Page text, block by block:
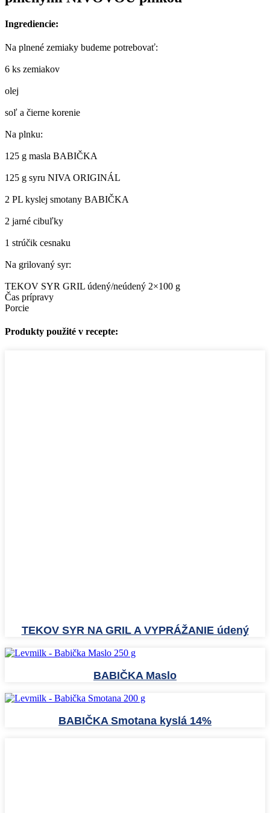
Ingrediencie:
Na plnené zemiaky budeme potrebovať:
6 ks zemiakov
olej
soľ a čierne korenie
Na plnku:
125 g masla BABIČKA
125 g syru NIVA ORIGINÁL
2 PL kyslej smotany BABIČKA
2 jarné cibuľky
1 strúčik cesnaku
Na grilovaný syr:
TEKOV SYR GRIL údený/neúdený 2×100 g
Čas prípravy
Porcie
Produkty použité v recepte:
TEKOV SYR NA GRIL A VYPRÁŽANIE údený
BABIČKA Maslo
BABIČKA Smotana kyslá 14%